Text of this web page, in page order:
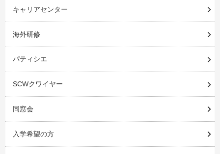
キャリアセンター
海外研修
パティシエ
SCWクワイヤー
同窓会
入学希望の方